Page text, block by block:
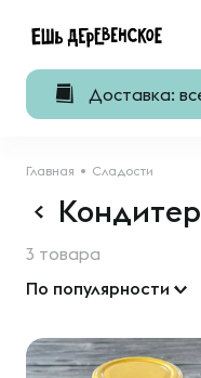
Доставка:
Главная Сладости
3 товара
По популярности